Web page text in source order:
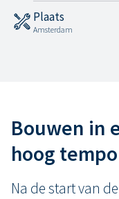
Plaats
Amsterdam
Bouwen in
hoog tempo
Na de start van